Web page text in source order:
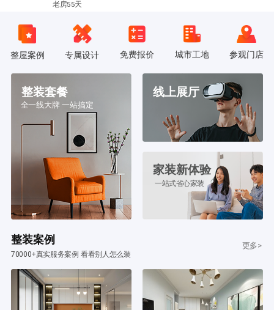
老房55天
整屋案例 专属设计 免费报价 城市工地 参观门店
整装套餐
全一线大牌 一站搞定
线上展厅
家装新体验
一站式省心家装
整装案例
70000+真实服务案例 看看别人怎么装
更多>